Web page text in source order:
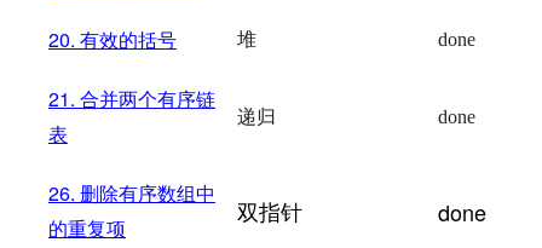
20. 有效的括号 堆 done
21. 合并两个有序链
表
递归 done
26. 删除有序数组中
的重复项
双指针 done